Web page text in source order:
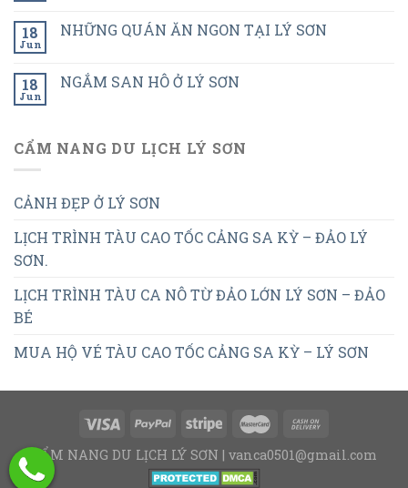
18
Jun
NHỮNG QUÁN ĂN NGON TẠI LÝ SƠN
18
Jun
NGẮM SAN HÔ Ở LÝ SƠN
CẨM NANG DU LỊCH LÝ SƠN
CẢNH ĐẸP Ở LÝ SƠN
LỊCH TRÌNH TÀU CAO TỐC CẢNG SA KỲ – ĐẢO LÝ
SƠN.
LỊCH TRÌNH TÀU CA NÔ TỪ ĐẢO LỚN LÝ SƠN – ĐẢO
BÉ
MUA HỘ VÉ TÀU CAO TỐC CẢNG SA KỲ – LÝ SƠN
CẨM NANG DU LỊCH LÝ SƠN | vanca0501@gmail.com